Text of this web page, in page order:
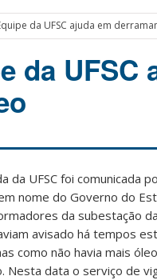
da UFSC ajuda em
da UFSC
UFSC foi comunicada
nome do Governo do
da subestação da
avisado há tempos
como não havia mais
data o serviço de